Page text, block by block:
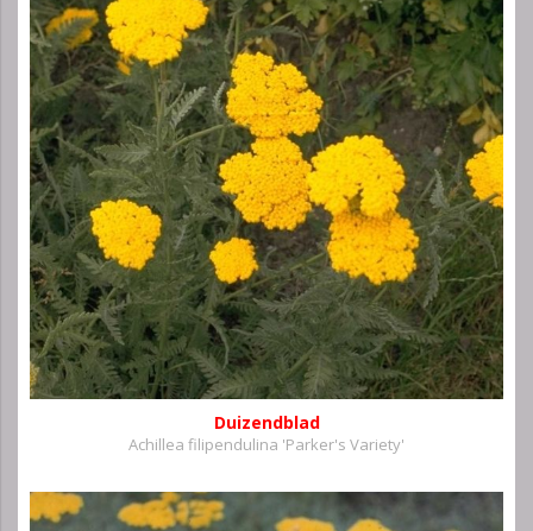
Duizendblad
Achillea filipendulina 'Parker's Variety'